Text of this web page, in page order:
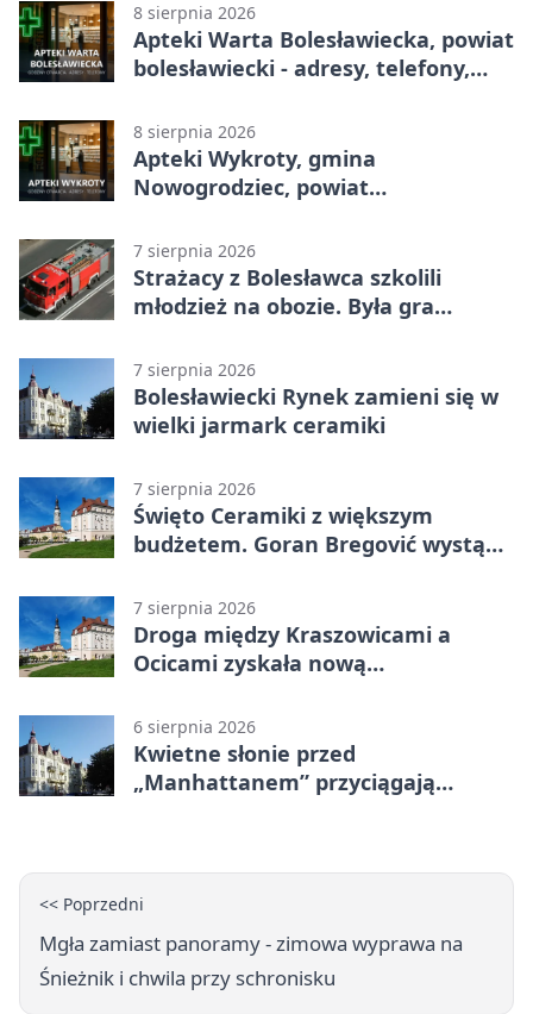
8 sierpnia 2026
Apteki Warta Bolesławiecka, powiat
bolesławiecki - adresy, telefony,
8 sierpnia 2026
Apteki Wykroty, gmina
Nowogrodziec, powiat
godziny otwarcia
7 sierpnia 2026
Strażacy z Bolesławca szkolili
młodzież na obozie. Była gra
7 sierpnia 2026
Bolesławiecki Rynek zamieni się w
wielki jarmark ceramiki
7 sierpnia 2026
Święto Ceramiki z większym
budżetem. Goran Bregović wystąpi
7 sierpnia 2026
Droga między Kraszowicami a
Ocicami zyskała nową
6 sierpnia 2026
Kwietne słonie przed
„Manhattanem” przyciągają
<< Poprzedni
Mgła zamiast panoramy - zimowa wyprawa na
Śnieżnik i chwila przy schronisku